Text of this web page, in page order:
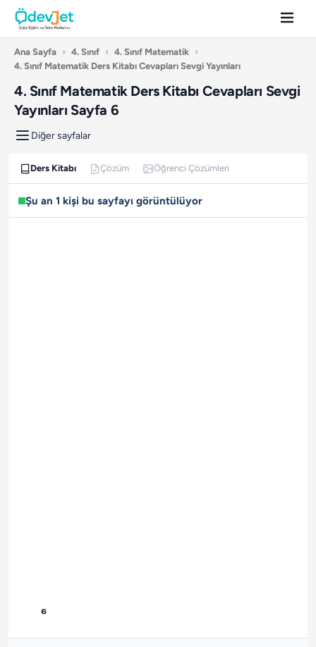
Ana Sayfa › 4. Sınıf › 4. Sınıf Matematik ›
4. Sınıf Matematik Ders Kitabı Cevapları Sevgi Yayınları
4. Sınıf Matematik Ders Kitabı Cevapları Sevgi
Yayınları Sayfa 6
Diğer sayfalar
Ders Kitabı Çözüm Öğrenci Çözümleri
Şu an 1 kişi bu sayfayı görüntülüyor